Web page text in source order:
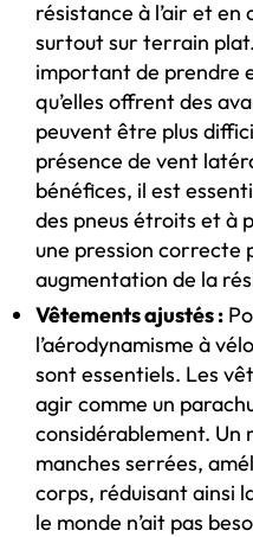
résistance à l’air et
surtout sur terrain
important de prendre
qu’elles offrent des
peuvent être plus
présence de vent
bénéfices, il est
des pneus étroits et à
une pression correcte
augmentation de la
Vêtements ajustés :
l’aérodynamisme à
sont essentiels. Les
agir comme un
considérablement. Un
manches serrées,
corps, réduisant ainsi
le monde n’ait pas